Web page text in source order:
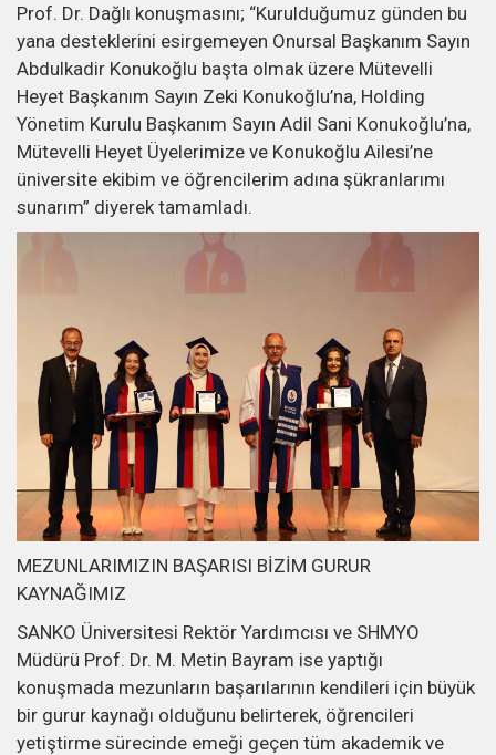
Prof. Dr. Dağlı konuşmasını; “Kurulduğumuz günden bu
yana desteklerini esirgemeyen Onursal Başkanım Sayın
Abdulkadir Konukoğlu başta olmak üzere Mütevelli
Heyet Başkanım Sayın Zeki Konukoğlu’na, Holding
Yönetim Kurulu Başkanım Sayın Adil Sani Konukoğlu’na,
Mütevelli Heyet Üyelerimize ve Konukoğlu Ailesi’ne
üniversite ekibim ve öğrencilerim adına şükranlarımı
sunarım” diyerek tamamladı.
MEZUNLARIMIZIN BAŞARISI BİZİM GURUR
KAYNAĞIMIZ
SANKO Üniversitesi Rektör Yardımcısı ve SHMYO
Müdürü Prof. Dr. M. Metin Bayram ise yaptığı
konuşmada mezunların başarılarının kendileri için büyük
bir gurur kaynağı olduğunu belirterek, öğrencileri
yetiştirme sürecinde emeği geçen tüm akademik ve